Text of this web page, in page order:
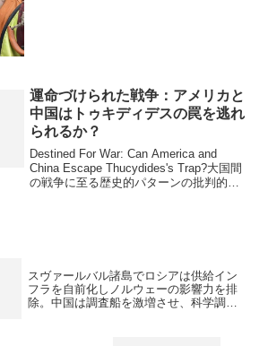
運命づけられた戦争：アメリカと
中国はトゥキディデスの罠を逃れ
られるか？
Destined For War: Can America and
China Escape Thucydides's Trap?大国間
の戦争に至る歴史的パターンの批判的検
スヴァールバル諸島でロシアは供給イン
フラを自前化しノルウェーの影響力を排
除。中国は調査船を激増させ、科学調査